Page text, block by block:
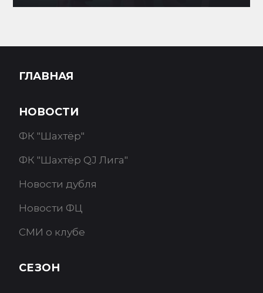
ГЛАВНАЯ
НОВОСТИ
ФК "Шахтёр"
ФК "Шахтёр QJ Лига"
Новости дубля
Новости ФЦ
СМИ о клубе
СЕЗОН